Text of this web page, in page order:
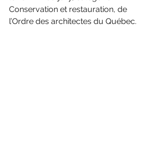
Conservation et restauration, de
l’Ordre des architectes du Québec.